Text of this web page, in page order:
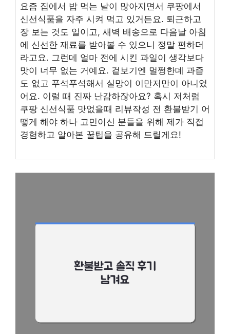
요즘 집에서 밥 먹는 날이 많아지면서 쿠팡에서
신선식품을 자주 시켜 먹고 있거든요. 퇴근하고
장 보는 것도 일이고, 새벽 배송으로 다음날 아침
에 신선한 재료를 받아볼 수 있으니 정말 편하더
라고요. 그런데 얼마 전에 시킨 과일이 생각보다
맛이 너무 없는 거예요. 겉보기엔 멀쩡한데 과즙
도 없고 푸석푸석해서 실망이 이만저만이 아니었
어요. 이럴 때 진짜 난감하잖아요? 혹시 저처럼
쿠팡 신선식품 맛없을때 리뷰작성 전 환불받기 어
떻게 해야 하나 고민이신 분들을 위해 제가 직접
경험하고 알아본 꿀팁을 공유해 드릴게요!